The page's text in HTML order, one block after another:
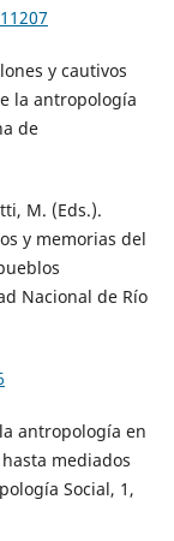
y cautivos
la antropología
de
M. (Eds.).
y memorias del
Nacional de Río
antropología en
mediados
Social, 1,